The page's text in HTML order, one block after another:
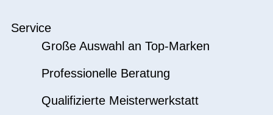
Service
Große Auswahl an Top-Marken
Professionelle Beratung
Qualifizierte Meisterwerkstatt